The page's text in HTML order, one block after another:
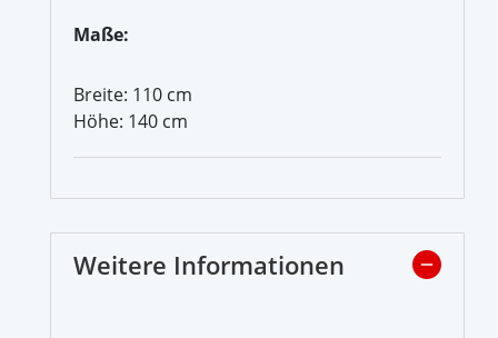
Maße:
Breite: 110 cm
Höhe: 140 cm
Weitere Informationen